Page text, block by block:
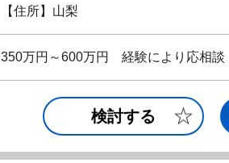
【住所】山梨
350万円～600万円 経験により応相談
検討する